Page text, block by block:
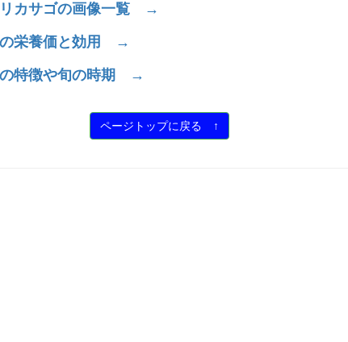
リカサゴの画像一覧 →
の栄養価と効用 →
の特徴や旬の時期 →
ページトップに戻る ↑